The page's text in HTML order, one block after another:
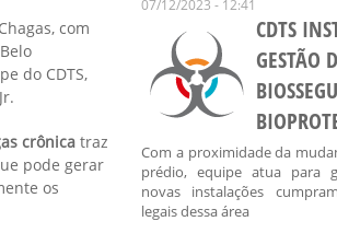
com
do CDTS,
crônica traz
pode gerar
os
07/12/2023 - 12:41
CDTS
GESTÃO
Com a proximidade da
prédio, equipe atua para
novas instalações
legais dessa área